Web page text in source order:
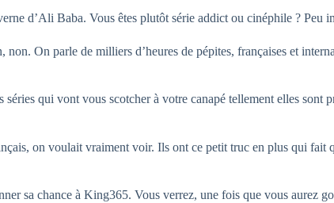
d’Ali Baba. Vous êtes plutôt série addict ou cinéphile ? Peu
On parle de milliers d’heures de pépites, françaises et
qui vont vous scotcher à votre canapé tellement elles
on voulait vraiment voir. Ils ont ce petit truc en plus qui fait
sa chance à King365. Vous verrez, une fois que vous aurez